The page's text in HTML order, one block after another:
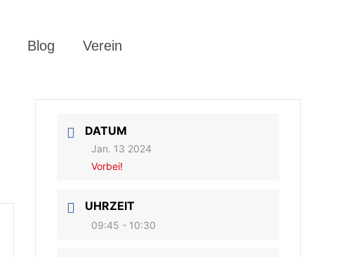
Blog Verein
DATUM
Jan. 13 2024
Vorbei!
UHRZEIT
09:45 - 10:30